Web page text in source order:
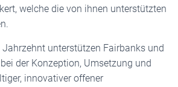
welche die von ihnen unterstützten
unterstützen Fairbanks und
der Konzeption, Umsetzung und
innovativer offener